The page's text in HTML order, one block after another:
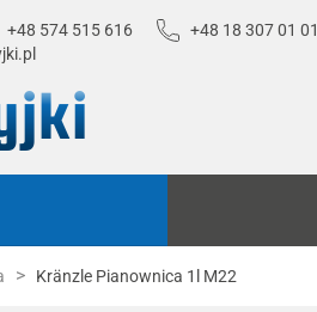
+48 574 515 616 +48 18 307 01 01
Kränzle Pianownica 1l M22